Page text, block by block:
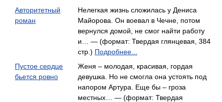
Авторитетный
роман
Нелегкая жизнь сложилась у Дениса
Майорова. Он воевал в Чечне, потом
вернулся домой, не смог найти работу
и… — (формат: Твердая глянцевая, 384
стр.) Подробнее...
Пустое сердце
бьется ровно
Женя – молодая, красивая, гордая
девушка. Но не смогла она устоять под
напором Артура. Еще бы – гроза
местных… — (формат: Твердая